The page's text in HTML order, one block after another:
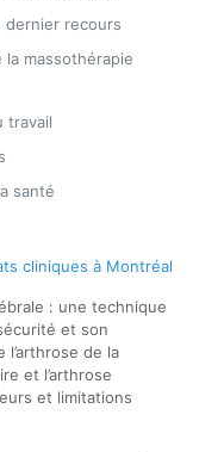
recours
massothérapie
travail
santé
cliniques à Montréal
: une technique
et son
de la
et l’arthrose
et limitations